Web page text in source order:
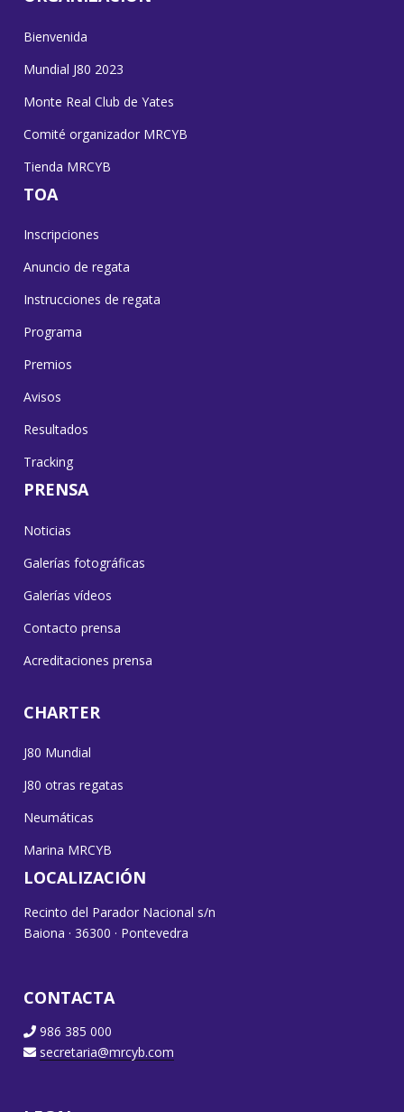
Bienvenida
Mundial J80 2023
Monte Real Club de Yates
Comité organizador MRCYB
Tienda MRCYB
TOA
Inscripciones
Anuncio de regata
Instrucciones de regata
Programa
Premios
Avisos
Resultados
Tracking
PRENSA
Noticias
Galerías fotográficas
Galerías vídeos
Contacto prensa
Acreditaciones prensa
CHARTER
J80 Mundial
J80 otras regatas
Neumáticas
Marina MRCYB
LOCALIZACIÓN
Recinto del Parador Nacional s/n
Baiona · 36300 · Pontevedra
CONTACTA
986 385 000
secretaria@mrcyb.com